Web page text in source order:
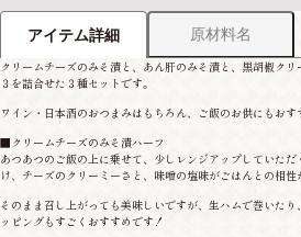
アイテム詳細 原材料名
クリームチーズのみそ漬と、あん肝のみそ漬と、黒胡椒ク
３を詰合せた３種セットです。
ワイン・日本酒のおつまみはもちろん、ご飯のお供にもおす
■クリームチーズのみそ漬ハーフ
あつあつのご飯の上に乗せて、少しレンジアップしていただ
け、チーズのクリーミーさと、味噌の塩味がごはんとの相性
そのまま召し上がっても美味しいですが、生ハムで巻いたり
ッピングもすごくおすすめです！